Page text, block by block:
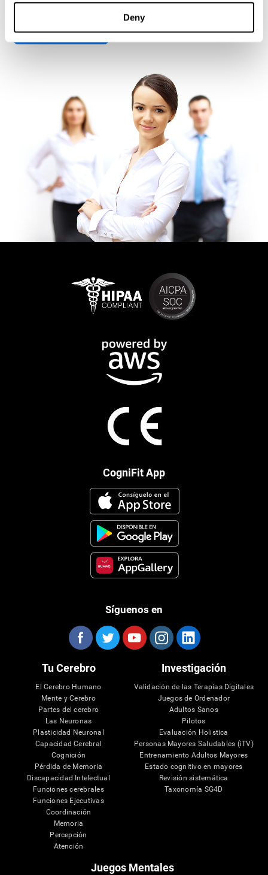
Deny
Contacto
CogniFit App
Síguenos en
Tu Cerebro
El Cerebro Humano
Mente y Cerebro
Partes del cerebro
Las Neuronas
Plasticidad Neuronal
Capacidad Cerebral
Cognición
Pérdida de Memoria
Discapacidad Intelectual
Funciones cerebrales
Funciones Ejecutivas
Coordinación
Memoria
Percepción
Atención
Investigación
Validación de las Terapias Digitales
Juegos de Ordenador
Adultos Sanos
Pilotos
Evaluación Holistica
Personas Mayores Saludables (iTV)
Entrenamiento Adultos Mayores
Estado cognitivo en mayores
Revisión sistemática
Taxonomía SG4D
Juegos Mentales